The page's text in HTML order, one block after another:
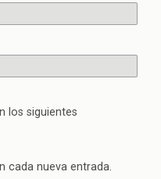
los siguientes
cada nueva entrada.